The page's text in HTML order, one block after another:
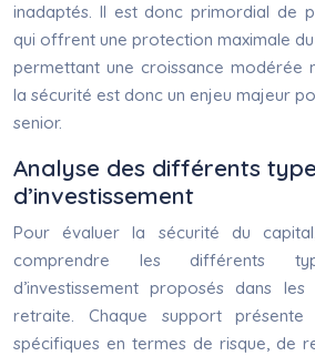
inadaptés. Il est donc primordial de
qui offrent une protection maximale
permettant une croissance modérée
la sécurité est donc un enjeu majeur
senior.
Analyse des différents
d’investissement
Pour évaluer la sécurité du
comprendre les différents
d’investissement proposés dans les
retraite. Chaque support présente
spécifiques en termes de risque, de